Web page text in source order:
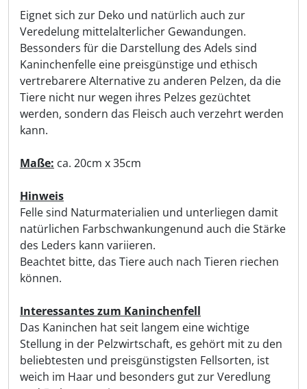
Eignet sich zur Deko und natürlich auch zur
Veredelung mittelalterlicher Gewandungen.
Bessonders für die Darstellung des Adels sind
Kaninchenfelle eine preisgünstige und ethisch
vertrebarere Alternative zu anderen Pelzen, da die
Tiere nicht nur wegen ihres Pelzes gezüchtet
werden, sondern das Fleisch auch verzehrt werden
kann.
Maße: ca. 20cm x 35cm
Hinweis
Felle sind Naturmaterialien und unterliegen damit
natürlichen Farbschwankungenund auch die Stärke
des Leders kann variieren.
Beachtet bitte, das Tiere auch nach Tieren riechen
können.
Interessantes zum Kaninchenfell
Das Kaninchen hat seit langem eine wichtige
Stellung in der Pelzwirtschaft, es gehört mit zu den
beliebtesten und preisgünstigsten Fellsorten, ist
weich im Haar und besonders gut zur Veredlung